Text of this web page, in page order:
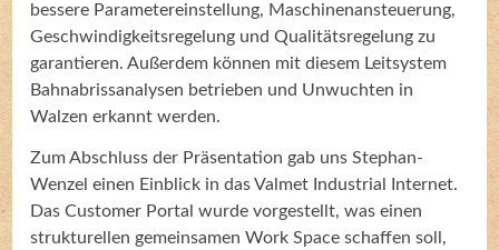
bessere Parametereinstellung, Maschinenansteuerung,
Geschwindigkeitsregelung und Qualitätsregelung zu
garantieren. Außerdem können mit diesem Leitsystem
Bahnabrissanalysen betrieben und Unwuchten in
Walzen erkannt werden.
Zum Abschluss der Präsentation gab uns Stephan-
Wenzel einen Einblick in das Valmet Industrial Internet.
Das Customer Portal wurde vorgestellt, was einen
strukturellen gemeinsamen Work Space schaffen soll,